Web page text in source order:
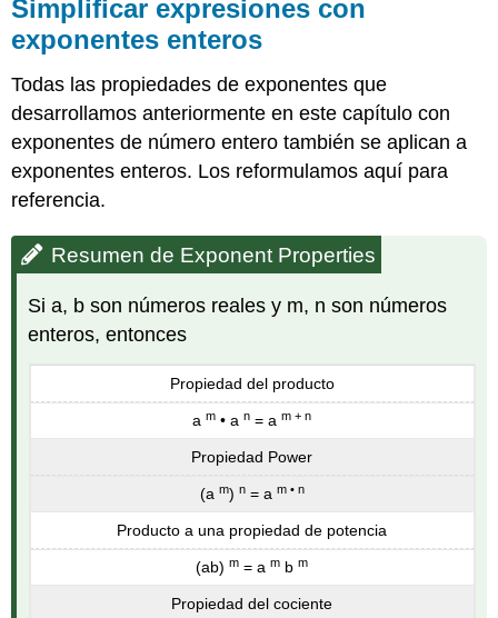
Simplificar expresiones con
exponentes enteros
Todas las propiedades de exponentes que
desarrollamos anteriormente en este capítulo con
exponentes de número entero también se aplican a
exponentes enteros. Los reformulamos aquí para
referencia.
Resumen de Exponent Properties
Si a, b son números reales y m, n son números
enteros, entonces
Propiedad del producto
a m • a n = a m + n
Propiedad Power
(a m) n= a m • n
Producto a una propiedad de potencia
(ab) m = a m b m
Propiedad del cociente